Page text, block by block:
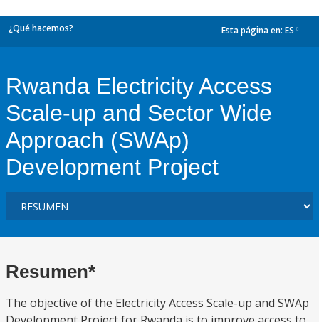
¿Qué hacemos? Esta página en: ES
Rwanda Electricity Access
Scale-up and Sector Wide
Approach (SWAp)
Development Project
Resumen*
The objective of the Electricity Access Scale-up and SWAp